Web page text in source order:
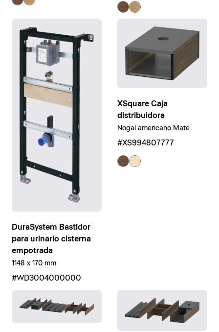
DuraSystem Bastidor
para urinario cisterna
empotrada
1148 x 170 mm
#WD3004000000
XSquare Caja
distribuidora
Nogal americano Mate
#XS994807777